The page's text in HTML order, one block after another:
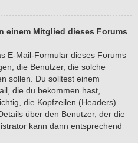
einem Mitglied dieses Forums
E-Mail-Formular dieses Forums
die Benutzer, die solche
sollen. Du solltest einem
die du bekommen hast,
die Kopfzeilen (Headers)
über den Benutzer, der die
kann dann entsprechend